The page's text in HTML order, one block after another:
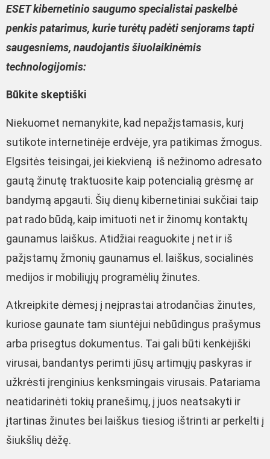
ESET kibernetinio saugumo specialistai paskelbė
penkis patarimus, kurie turėtų padėti senjorams tapti
saugesniems, naudojantis šiuolaikinėmis
technologijomis:
Būkite skeptiški
Niekuomet nemanykite, kad nepažįstamasis, kurį
sutikote internetinėje erdvėje, yra patikimas žmogus.
Elgsitės teisingai, jei kiekvieną iš nežinomo adresato
gautą žinutę traktuosite kaip potencialią grėsmę ar
bandymą apgauti. Šių dienų kibernetiniai sukčiai taip
pat rado būdą, kaip imituoti net ir žinomų kontaktų
gaunamus laiškus. Atidžiai reaguokite į net ir iš
pažįstamų žmonių gaunamus el. laiškus, socialinės
medijos ir mobiliųjų programėlių žinutes.
Atkreipkite dėmesį į neįprastai atrodančias žinutes,
kuriose gaunate tam siuntėjui nebūdingus prašymus
arba prisegtus dokumentus. Tai gali būti kenkėjiški
virusai, bandantys perimti jūsų artimųjų paskyras ir
užkrėsti įrenginius kenksmingais virusais. Patariama
neatidarinėti tokių pranešimų, į juos neatsakyti ir
įtartinas žinutes bei laiškus tiesiog ištrinti ar perkelti į
šiukšlių dėžę.